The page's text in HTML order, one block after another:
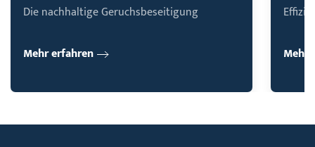
Die nachhaltige Geruchsbeseitigung
Mehr erfahren Mehr